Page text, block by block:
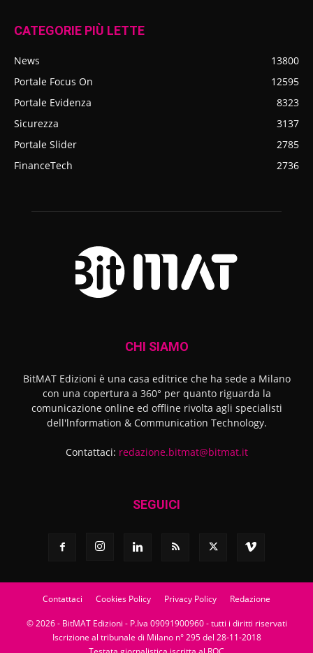
CATEGORIE PIÙ LETTE
News
13800
Portale Focus On
12595
Portale Evidenza
8323
Sicurezza
3137
Portale Slider
2785
FinanceTech
2736
CHI SIAMO
BitMAT Edizioni è una casa editrice che ha sede a Milano
con una copertura a 360° per quanto riguarda la
comunicazione online ed offline rivolta agli specialisti
dell'lnformation & Communication Technology.
Contattaci: redazione.bitmat@bitmat.it
SEGUICI
Contattaci Cookies Policy Privacy Policy Redazione
© 2026 - BitMAT Edizioni - P.Iva 09091900960 - tutti i diritti riservati
Iscrizione al tribunale di Milano n° 295 del 28-11-2018